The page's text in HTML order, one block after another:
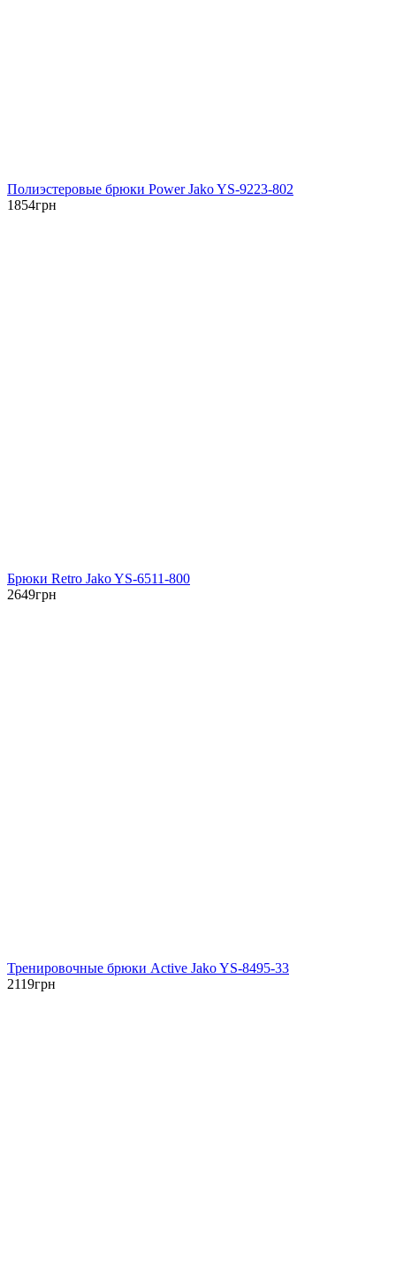
Полиэстеровые брюки Power Jako YS-9223-802
1854грн
Брюки Retro Jako YS-6511-800
2649грн
Тренировочные брюки Active Jako YS-8495-33
2119грн